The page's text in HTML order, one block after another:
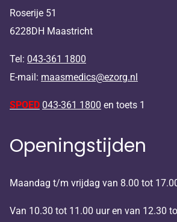
Roserije 51
6228DH Maastricht
Tel: 043-361 1800
E-mail: maasmedics@ezorg.nl
SPOED 043-361 1800 en toets 1
Openingstijden
Maandag t/m vrijdag van 8.00 tot
Van 10.30 tot 11.00 uur en van 12.30